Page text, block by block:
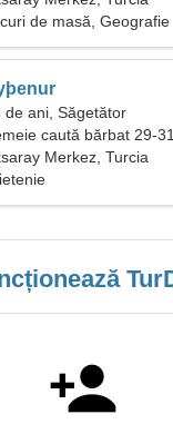
de masă, Geografie
de ani, Săgetător
caută bărbat 29-31
Merkez, Turcia